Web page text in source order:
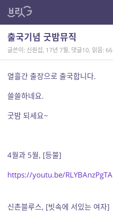
출국기념 굿밤뮤직
글쓴이: 신원섭, 17년 7월, 댓글10, 읽음: 66
열흘간 출장으로 출국합니다.
쓸쓸하네요.
굿밤 되세요~
4월과 5월, [등불]
https://youtu.be/RLYBAnzPgTA
신촌블루스, [빗속에 서있는 여자]